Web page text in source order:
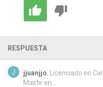
RESPUESTA
jjuanjjo, Licenciado en
Maste en...